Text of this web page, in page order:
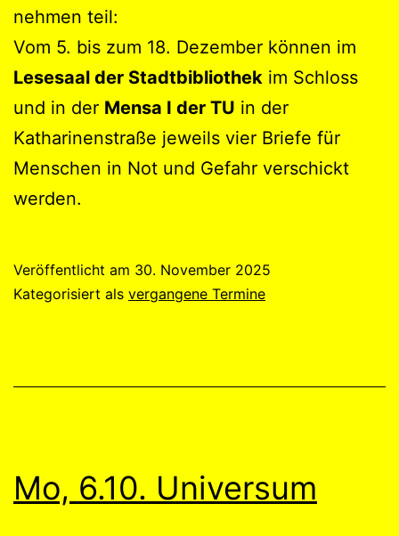
nehmen teil:
Vom 5. bis zum 18. Dezember können im
Lesesaal der Stadtbibliothek im Schloss
und in der Mensa I der TU in der
Katharinenstraße jeweils vier Briefe für
Menschen in Not und Gefahr verschickt
werden.
Veröffentlicht am 30. November 2025
Kategorisiert als vergangene Termine
Mo, 6.10. Universum